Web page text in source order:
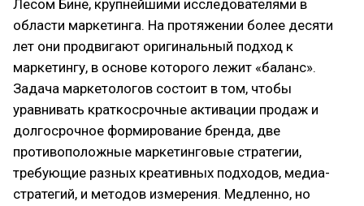
Лесом Бине, крупнейшими исследователями в
области маркетинга. На протяжении более десяти
лет они продвигают оригинальный подход к
маркетингу, в основе которого лежит «баланс».
Задача маркетологов состоит в том, чтобы
уравнивать краткосрочные активации продаж и
долгосрочное формирование бренда, две
противоположные маркетинговые стратегии,
требующие разных креативных подходов, медиа-
стратегий, и методов измерения. Медленно, но